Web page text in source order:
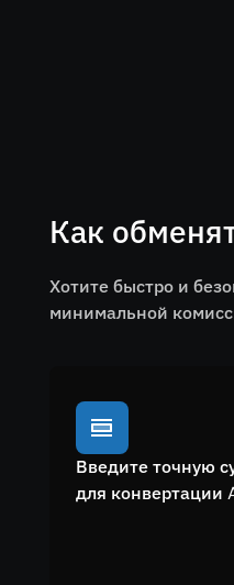
Как
Хотите быстро и
минимальной
Введите точную
для конвертации